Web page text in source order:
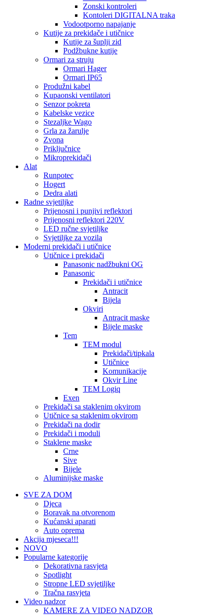
Zonski kontroleri
Kontoleri DIGITALNA traka
Vodootporno napajanje
Kutije za prekidače i utičnice
Kutije za šuplji zid
Podžbukne kutije
Ormari za struju
Ormari Hager
Ormari IP65
Produžni kabel
Kupaonski ventilatori
Senzor pokreta
Kabelske vezice
Stezaljke Wago
Grla za žarulje
Zvona
Priključnice
Mikroprekidači
Alat
Runpotec
Hogert
Dedra alati
Radne svjetiljke
Prijenosni i punjivi reflektori
Prijenosni reflektori 220V
LED ručne svjetiljke
Svjetiljke za vozila
Moderni prekidači i utičnice
Utičnice i prekidači
Panasonic nadžbukni OG
Panasonic
Prekidači i utičnice
Antracit
Bijela
Okviri
Antracit maske
Bijele maske
Tem
TEM modul
Prekidači/tipkala
Utičnice
Komunikacije
Okvir Line
TEM Logiq
Exen
Prekidači sa staklenim okvirom
Utičnice sa staklenim okvirom
Prekidači na dodir
Prekidači i moduli
Staklene maske
Crne
Sive
Bijele
Aluminijske maske
SVE ZA DOM
Djeca
Boravak na otvorenom
Kućanski aparati
Auto oprema
Akcija mjeseca!!!
NOVO
Popularne kategorije
Dekorativna rasvjeta
Spotlight
Stropne LED svjetiljke
Tračna rasvjeta
Video nadzor
KAMERE ZA VIDEO NADZOR